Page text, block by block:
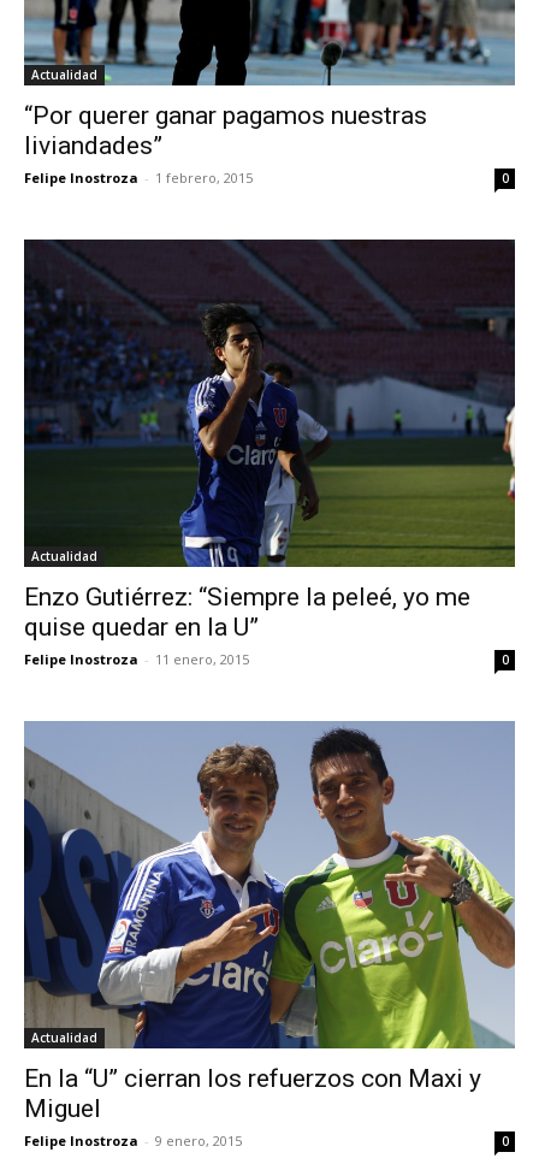
Actualidad
“Por querer ganar pagamos nuestras
liviandades”
Felipe Inostroza - 1 febrero, 2015 0
Actualidad
Enzo Gutiérrez: “Siempre la peleé, yo me
quise quedar en la U”
Felipe Inostroza - 11 enero, 2015 0
Actualidad
En la “U” cierran los refuerzos con Maxi y
Miguel
Felipe Inostroza - 9 enero, 2015 0